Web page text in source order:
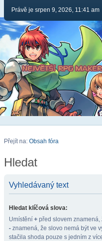
Právě je srpen 9, 2026, 11:41 am
Přejít na: Obsah fóra
Hledat
Vyhledávaný text
Hledat klíčová slova:
Umístění + před slovem znamená,
- znamená, že slovo nemá být ve
stačila shoda pouze s jedním z